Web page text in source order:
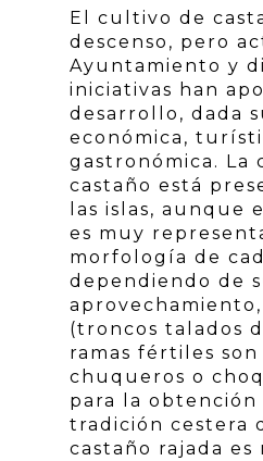
El cultivo de
descenso, pero
Ayuntamiento y
iniciativas han
desarrollo, dada
económica,
gastronómica. La
castaño está
las islas, aunque
es muy
morfología de
dependiendo de
aprovechamiento,
(troncos talados
ramas fértiles son
chuqueros o
para la obtención
tradición cestera
castaño rajada es